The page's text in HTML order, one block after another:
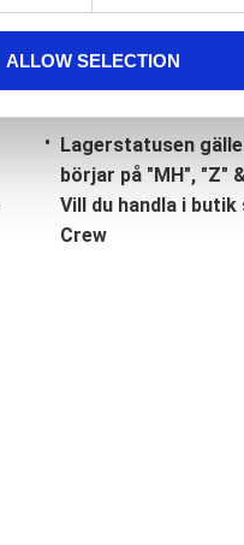
ALLOW SELECTION
Lagerstatusen
börjar på "MH", "Z"
Vill du handla i
Crew